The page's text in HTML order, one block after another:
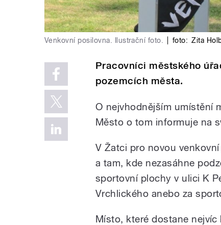
Venkovní posilovna. Ilustrační foto. foto: Zita
Pracovníci městského
pozemcích města.
O nejvhodnějším umístění
Město o tom informuje na
V Žatci pro novou
a tam, kde nezasáhne
sportovní plochy v ulici K
Vrchlického anebo za
Místo, které dostane